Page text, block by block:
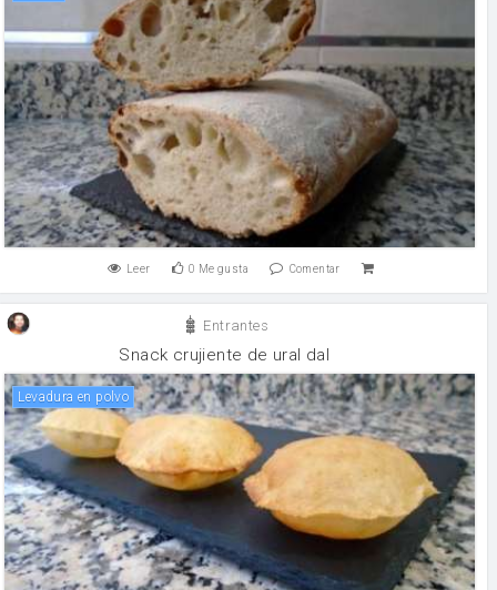
Leer 0 Me gusta Comentar
Entrantes
Snack crujiente de ural dal
levadura en polvo